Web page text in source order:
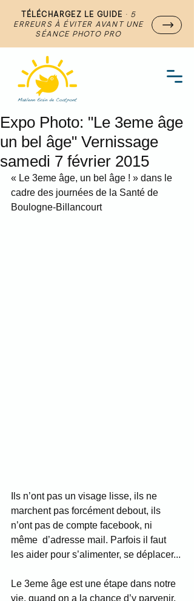
TÉLÉCHARGEZ LE GUIDE · 5
ERREURS À ÉVITER AVANT UNE
SÉANCE PHOTO PRO
Expo Photo: "Le 3eme âge
un bel âge" Vernissage
samedi 7 février 2015
« Le 3eme âge, un bel âge ! » dans le
cadre des journées de la Santé de
Boulogne-Billancourt
Ils n’ont pas un visage lisse, ils ne
marchent pas forcément debout, ils
n’ont pas de compte facebook, ni
même  d’adresse mail. Parfois il faut
les aider pour s’alimenter, se déplacer...
Le 3eme âge est une étape dans notre
vie, quand on a la chance d’y parvenir.